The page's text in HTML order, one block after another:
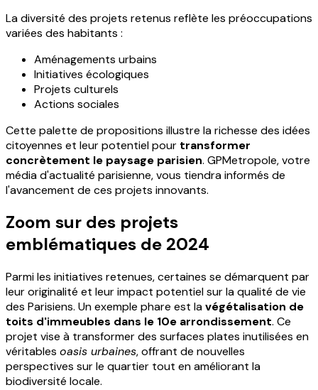
La diversité des projets retenus reflète les préoccupations
variées des habitants :
Aménagements urbains
Initiatives écologiques
Projets culturels
Actions sociales
Cette palette de propositions illustre la richesse des idées
citoyennes et leur potentiel pour transformer
concrètement le paysage parisien. GPMetropole, votre
média d'actualité parisienne, vous tiendra informés de
l'avancement de ces projets innovants.
Zoom sur des projets
emblématiques de 2024
Parmi les initiatives retenues, certaines se démarquent par
leur originalité et leur impact potentiel sur la qualité de vie
des Parisiens. Un exemple phare est lavégétalisation de
toits d'immeubles dans le 10e arrondissement. Ce
projet vise à transformer des surfaces plates inutilisées en
véritables oasis urbaines, offrant de nouvelles
perspectives sur le quartier tout en améliorant la
biodiversité locale.